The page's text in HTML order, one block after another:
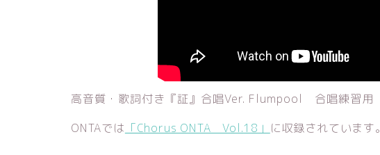
高音質・歌詞付き『証』合唱Ver. Flumpool 合唱練習用
ONTAでは 「Chorus ONTA Vol.18」 に収録されています。